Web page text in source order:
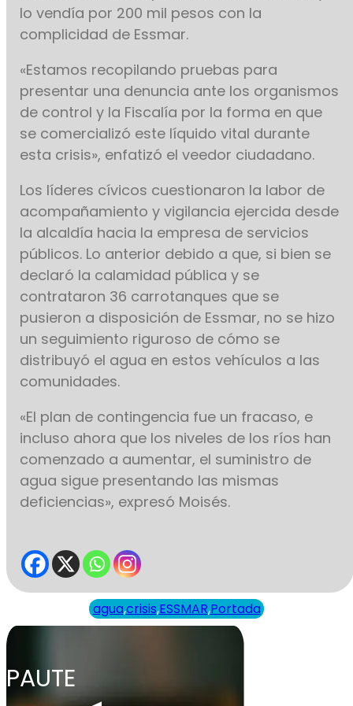
lo vendía por 200 mil pesos con la
complicidad de Essmar.
«Estamos recopilando pruebas para
presentar una denuncia ante los organismos
de control y la Fiscalía por la forma en que
se comercializó este líquido vital durante
esta crisis», enfatizó el veedor ciudadano.
Los líderes cívicos cuestionaron la labor de
acompañamiento y vigilancia ejercida desde
la alcaldía hacia la empresa de servicios
públicos. Lo anterior debido a que, si bien se
declaró la calamidad pública y se
contrataron 36 carrotanques que se
pusieron a disposición de Essmar, no se hizo
un seguimiento riguroso de cómo se
distribuyó el agua en estos vehículos a las
comunidades.
«El plan de contingencia fue un fracaso, e
incluso ahora que los niveles de los ríos han
comenzado a aumentar, el suministro de
agua sigue presentando las mismas
deficiencias», expresó Moisés.
agua,crisis,ESSMAR,Portada
PAUTE